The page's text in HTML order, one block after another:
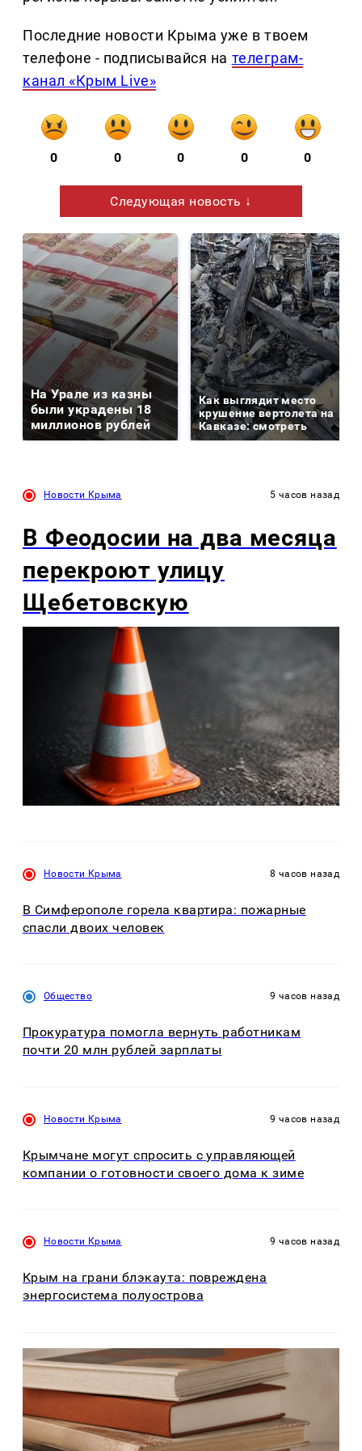
Последние новости Крыма уже в твоем
телефоне - подписывайся на телеграм-
канал «Крым Live»
0 0 0 0 0
Следующая новость ↓
На Урале из казны
были украдены 18
миллионов рублей
Как выглядит место
крушение вертолета на
Кавказе: смотреть
Новости Крыма 5 часов назад
В Феодосии на два месяца
перекроют улицу
Щебетовскую
Новости Крыма 8 часов назад
В Симферополе горела квартира: пожарные
спасли двоих человек
Общество 9 часов назад
Прокуратура помогла вернуть работникам
почти 20 млн рублей зарплаты
Новости Крыма 9 часов назад
Крымчане могут спросить с управляющей
компании о готовности своего дома к зиме
Новости Крыма 9 часов назад
Крым на грани блэкаута: повреждена
энергосистема полуострова